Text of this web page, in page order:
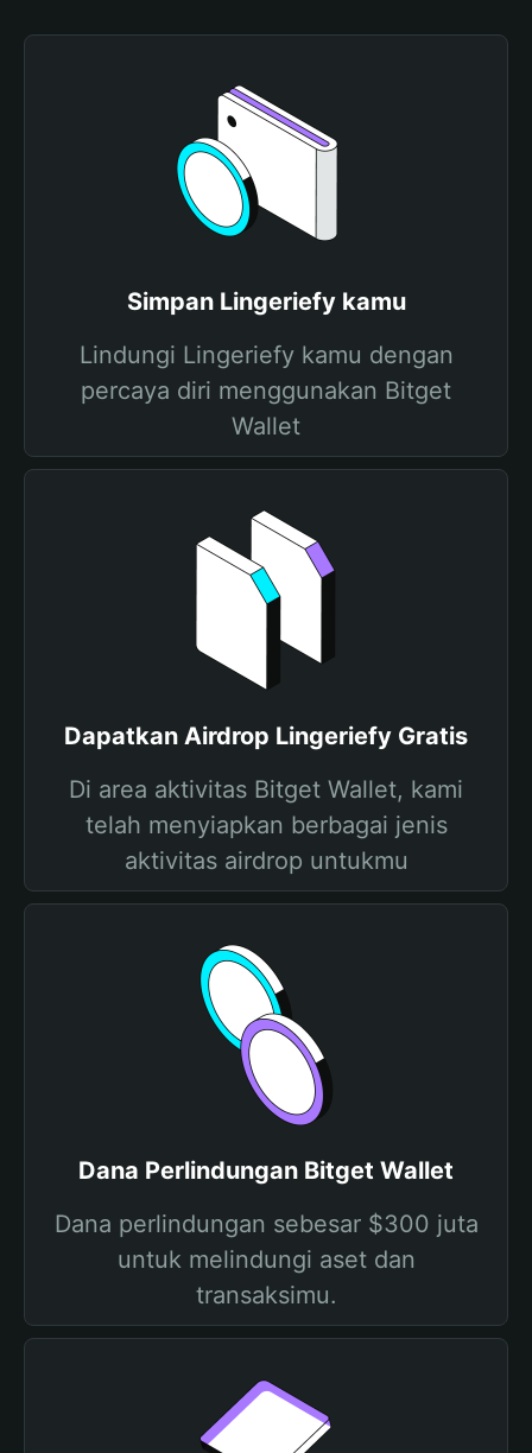
Simpan Lingeriefy kamu
Lindungi Lingeriefy kamu dengan
percaya diri menggunakan Bitget
Wallet
Dapatkan Airdrop Lingeriefy Gratis
Di area aktivitas Bitget Wallet, kami
telah menyiapkan berbagai jenis
aktivitas airdrop untukmu
Dana Perlindungan Bitget Wallet
Dana perlindungan sebesar $300 juta
untuk melindungi aset dan
transaksimu.